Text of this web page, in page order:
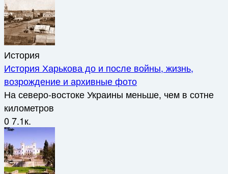
История
История Харькова до и после войны, жизнь,
возрождение и архивные фото
На северо-востоке Украины меньше, чем в сотне
километров
07.1к.